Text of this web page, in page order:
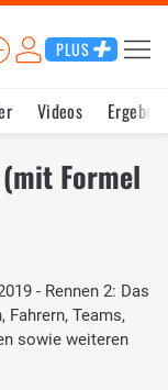
PLUS
Videos
Formel
- Rennen 2: Das
Teams,
sowie weiteren